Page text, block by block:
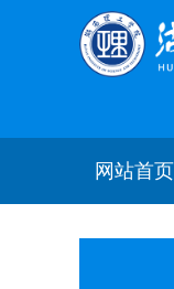
网站首页